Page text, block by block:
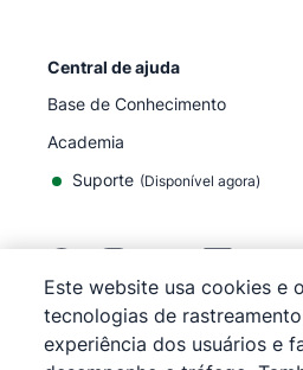
Central de ajuda
Base de Conhecimento
Academia
Suporte (Disponível agora)
©2026Pipedrive
Pipedrive
Termos de Serviço
Este website usa cookies e
tecnologias de
experiência dos usuários e